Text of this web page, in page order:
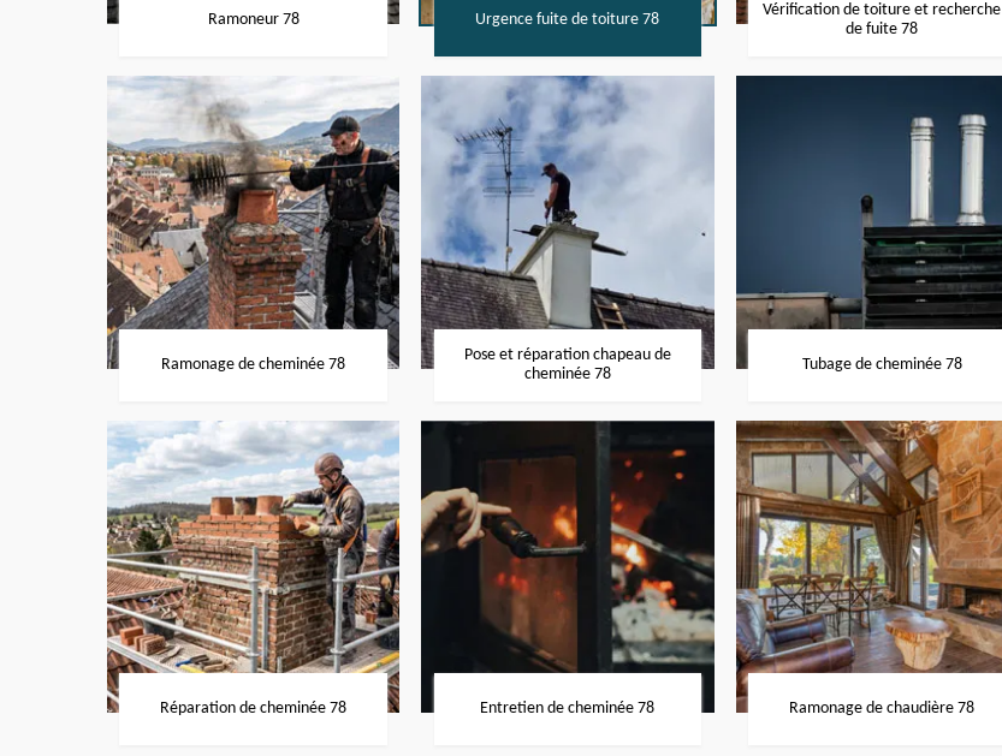
Ramoneur 78 Urgence fuite de toiture 78
Vérification de toiture et recherche
de fuite 78
Ramonage de cheminée 78
Pose et réparation chapeau de
cheminée 78
Tubage de cheminée 78
Réparation de cheminée 78 Entretien de cheminée 78 Ramonage de chaudière 78